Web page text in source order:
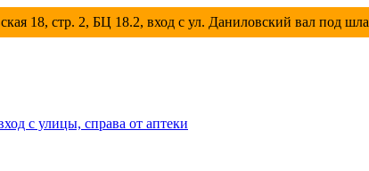
18, стр. 2, БЦ 18.2, вход с ул. Даниловский вал под
с улицы, справа от аптеки